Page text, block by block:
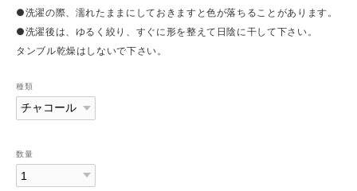
●洗濯の際、濡れたままにしておきますと色が落ちることがあります。
●洗濯後は、ゆるく絞り、すぐに形を整えて日陰に干して下さい。
タンブル乾燥はしないで下さい。
種類
数量